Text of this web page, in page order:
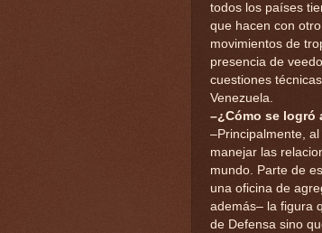
todos los países
que hacen con
movimientos de
presencia de
cuestiones
Venezuela.
–¿Cómo se logró
–Principalmente,
manejar las
mundo. Parte de
una oficina de
además– la figura
de Defensa sino